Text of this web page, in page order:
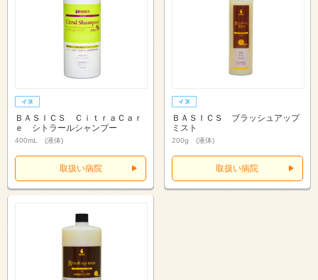
ＢＡＳＩＣＳ ＣｉｔｒａＣａｒ
ｅ シトラールシャンプー
400mL (液体)
取扱い病院
ＢＡＳＩＣＳ ブラッシュアップ
ミスト
200g (液体)
取扱い病院